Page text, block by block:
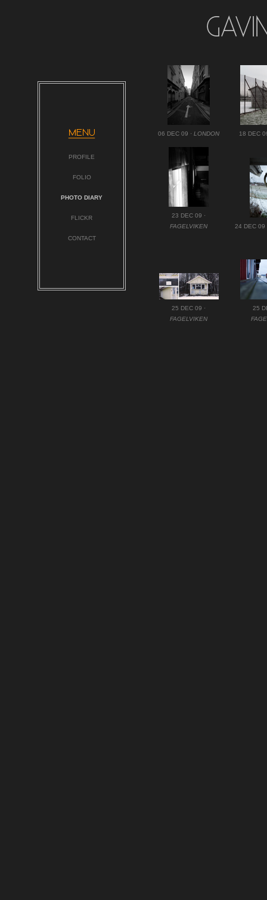
PROFILE
FOLIO
PHOTO DIARY
FLICKR
CONTACT
06 DEC 09 · LONDON 18 DEC
23 DEC 09 ·
FAGELVIKEN
24 DEC 09
25 DEC 09 ·
FAGELVIKEN
25